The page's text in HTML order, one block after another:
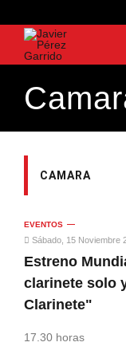
BUSCAR
CAMARA
EVENTOS
Sábado, 15 Noviembre
Estreno
clarinete solo
Clarinete"
17.30 horas